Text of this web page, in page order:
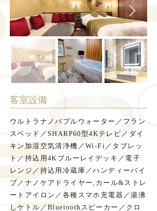
​客室設備
ウルトラナノバブルウォーター ／フラン
スベッド／SHARP60型4Kテレビ／ダイ
キン加湿空気清浄機／Wi-Fi／タブレッ
ト／持込用4Kブルーレイデッキ／電子
レンジ／持込用冷蔵庫／ハンディーバイ
ブ／ナノケアドライヤー,カール&ストレ
ートアイロン／各種スマホ充電器／湯沸
しケトル／Bluetoothスピーカー／クロ